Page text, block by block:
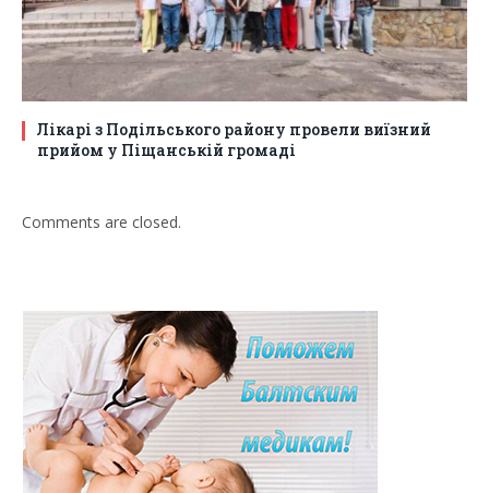
Лікарі з Подільського району провели виїзний
прийом у Піщанській громаді
Comments are closed.